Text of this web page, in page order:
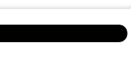
Angebot der Deutschen